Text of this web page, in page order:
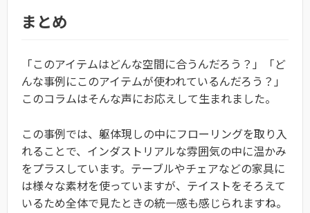
まとめ
「このアイテムはどんな空間に合うんだろう？」「ど
んな事例にこのアイテムが使われているんだろう？」
このコラムはそんな声にお応えして生まれました。
この事例では、躯体現しの中にフローリングを取り入
れることで、インダストリアルな雰囲気の中に温かみ
をプラスしています。テーブルやチェアなどの家具に
は様々な素材を使っていますが、テイストをそろえて
いるため全体で見たときの統一感も感じられますね。